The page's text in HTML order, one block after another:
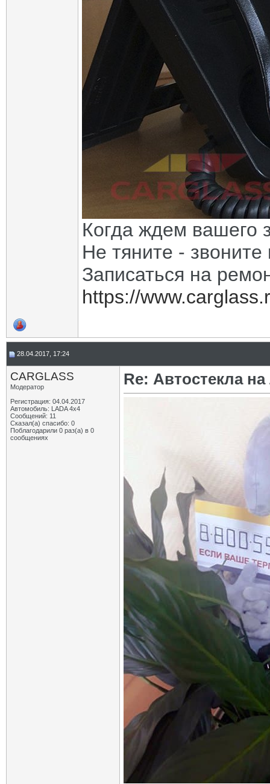
Когда ждем вашего
Не тяните -
Записаться на
https://
28.04.2017, 17:24
CARGLASS
Модератор
Регистрация: 04.04.2017
Автомобиль: LADA 4x4
Сообщений: 11
Сказал(а) спасибо: 0
Поблагодарили 0 раз(а) в 0
сообщениях
Re: Автостекла